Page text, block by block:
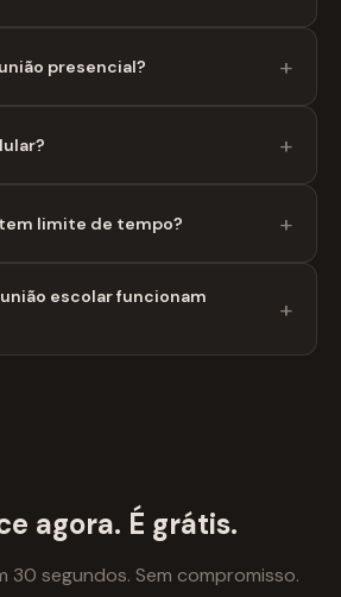
presencial?
limite de tempo?
escolar funcionam
agora. É grátis.
30 segundos. Sem compromisso.